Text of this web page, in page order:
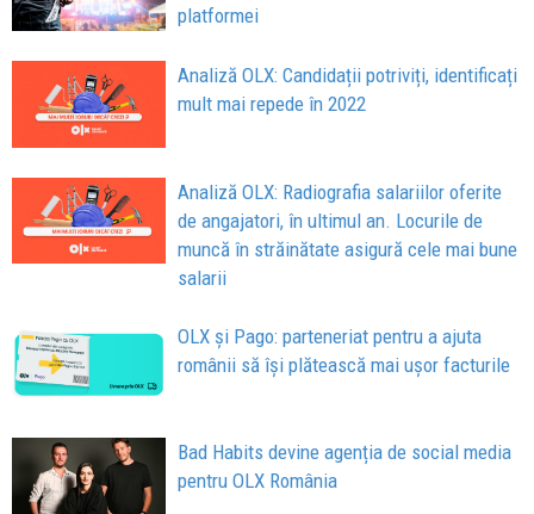
platformei
Analiză OLX: Candidații potriviți, identificați
mult mai repede în 2022
Analiză OLX: Radiografia salariilor oferite
de angajatori, în ultimul an. Locurile de
muncă în străinătate asigură cele mai bune
salarii
OLX și Pago: parteneriat pentru a ajuta
românii să își plătească mai ușor facturile
Bad Habits devine agenția de social media
pentru OLX România